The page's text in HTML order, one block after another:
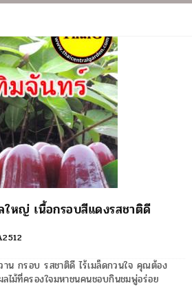
หญ่ เนื้อกรอบสีแดงรสชาติดี
น กรอบ รสชาติดี ไร้เมล็ดกวนใจ คุณต้อง
ไม้ที่ครองใจมหาชนคนชอบกินชมพู่อร่อย